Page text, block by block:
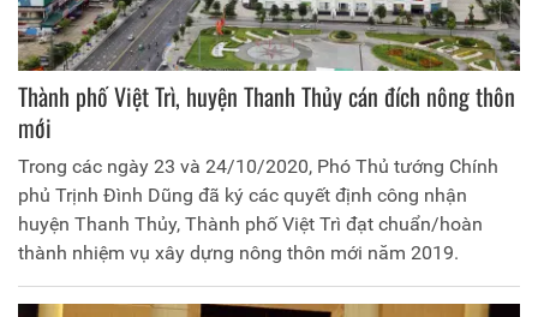
Thành phố Việt Trì, huyện Thanh Thủy cán đích nông thôn
mới
Trong các ngày 23 và 24/10/2020, Phó Thủ tướng Chính
phủ Trịnh Đình Dũng đã ký các quyết định công nhận
huyện Thanh Thủy, Thành phố Việt Trì đạt chuẩn/hoàn
thành nhiệm vụ xây dựng nông thôn mới năm 2019.